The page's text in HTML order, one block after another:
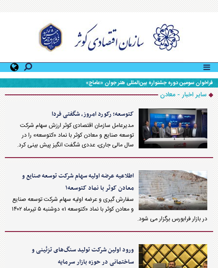
فراخوان سومین دوره جشنواره بین‌المللی هنر جوان «عاماج»
سایر اخبار - معادن
کتوسعه؛ رکورد امروز، شگفتی فردا
مدیرعامل سازمان اقتصادی کوثر ارزش سهام شرکت
توسعه صنایع و معادن کوثر با نماد «کتوسعه» را در
سال مالی جاری، عددی شگفت انگیز پیش بینی کرد.
اطلاعیه عرضه اولیه سهام شرکت توسعه صنایع و
معادن کوثر با نماد کتوسعه۱
سفارش گیری و عرضه اولیه سهام شرکت توسعه صنایع
و معادن کوثر با نماد «کتوسعه ۱» دوشنبه ۵ تیرماه ۱۴۰۲
در بازار فرابورس برگزار می شود.
ورود اولین شرکت تولید سنگ‌های تزئینی و
ساختمانی در حوزه بازار سرمایه